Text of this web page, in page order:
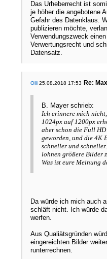
Das Urheberrecht ist
je höher die angebotene
Gefahr des Datenklaus.
publizieren möchte,
Verwendungszweck
Verwertungsrecht und
Datensatz.
Olli25.08.2018 17:53 Re:
B. Mayer schrieb:
Ich erinnere mich
1024px auf 1200px
aber schon die Full
geworden, und die 4K
schneller und
lohnen größere Bilder
Was ist eure Meinung
Da würde ich mich auch
schläft nicht. Ich würde
werfen.
Aus Qualiätsgründen
eingereichten Bilder
runterrechnen.